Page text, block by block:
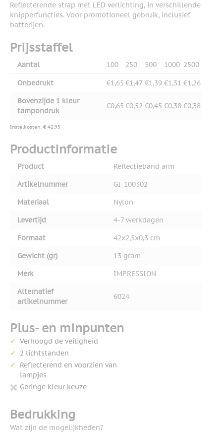
Reflecterende strap met LED verlichting, in verschillende
knipperfuncties. Voor promotioneel gebruik, inclusief
batterijen.
Prijsstaffel
Aantal 100 250 500 1000 2500
Onbedrukt €1,65 €1,47 €1,39 €1,31 €1,26
Bovenzijde 1 kleur
tampondruk
€0,65 €0,52 €0,45 €0,38 €0,38
Instelkosten: € 42,95
Productinformatie
Product
Reflectieband arm
Artikelnummer
GI-100302
Materiaal
Nylon
Levertijd
4-7 werkdagen
Formaat
42x2,5x0,3 cm
Gewicht (gr)
13 gram
Merk
IMPRESSION
Alternatief
artikelnummer
6024
Plus- en minpunten
Verhoogd de veiligheid
2 lichtstanden
Reflecterend en voorzien van
lampjes
Geringe kleur keuze
Bedrukking
Wat zijn de mogelijkheden?